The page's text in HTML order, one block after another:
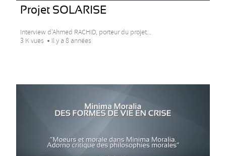
Projet SOLARISE
Interview d’Ahmed RACHID, porteur du projet...
3 K vues
Il y a 8 années